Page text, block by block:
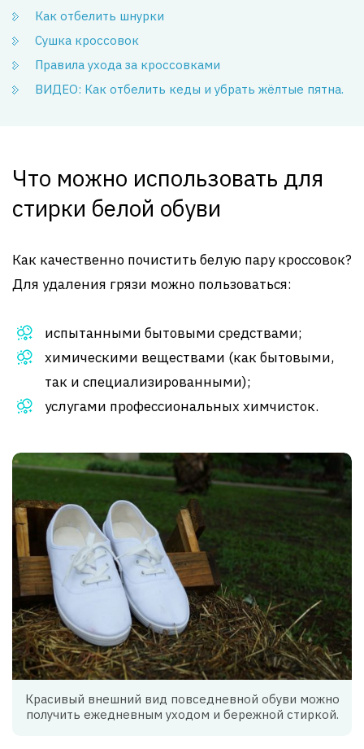
Как отбелить шнурки
Сушка кроссовок
Правила ухода за кроссовками
ВИДЕО: Как отбелить кеды и убрать жёлтые пятна.
Что можно использовать для
стирки белой обуви
Как качественно почистить белую пару кроссовок?
Для удаления грязи можно пользоваться:
испытанными бытовыми средствами;
химическими веществами (как бытовыми,
так и специализированными);
услугами профессиональных химчисток.
Красивый внешний вид повседневной обуви можно
получить ежедневным уходом и бережной стиркой.